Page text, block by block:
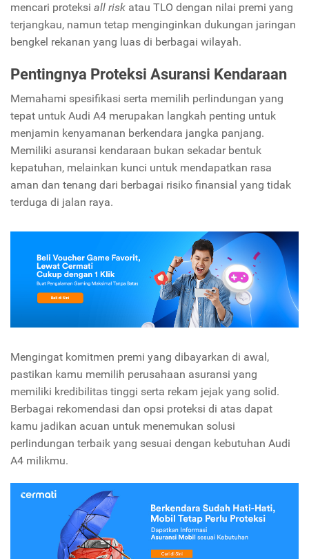
mencari proteksi all risk atau TLO dengan nilai premi yang
terjangkau, namun tetap menginginkan dukungan jaringan
bengkel rekanan yang luas di berbagai wilayah.
Pentingnya Proteksi Asuransi Kendaraan
Memahami spesifikasi serta memilih perlindungan yang
tepat untuk Audi A4 merupakan langkah penting untuk
menjamin kenyamanan berkendara jangka panjang.
Memiliki asuransi kendaraan bukan sekadar bentuk
kepatuhan, melainkan kunci untuk mendapatkan rasa
aman dan tenang dari berbagai risiko finansial yang tidak
terduga di jalan raya.
Mengingat komitmen premi yang dibayarkan di awal,
pastikan kamu memilih perusahaan asuransi yang
memiliki kredibilitas tinggi serta rekam jejak yang solid.
Berbagai rekomendasi dan opsi proteksi di atas dapat
kamu jadikan acuan untuk menemukan solusi
perlindungan terbaik yang sesuai dengan kebutuhan Audi
A4 milikmu.